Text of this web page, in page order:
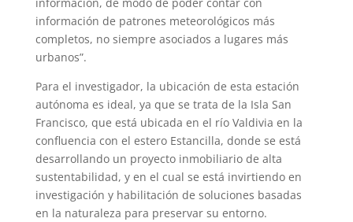
información de patrones meteorológicos más
completos, no siempre asociados a lugares más
urbanos”.
Para el investigador, la ubicación de esta estación
autónoma es ideal, ya que se trata de la Isla San
Francisco, que está ubicada en el río Valdivia en la
confluencia con el estero Estancilla, donde se está
desarrollando un proyecto inmobiliario de alta
sustentabilidad, y en el cual se está invirtiendo en
investigación y habilitación de soluciones basadas
en la naturaleza para preservar su entorno.